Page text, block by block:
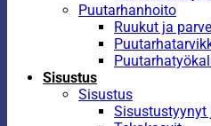
Puutarhanhoito
Ruukut ja
Sisustus
Sisustus
Sisustustyynyt